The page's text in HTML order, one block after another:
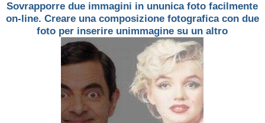
Sovrapporre due immagini in ununica foto facilmente
on-line. Creare una composizione fotografica con due
foto per inserire unimmagine su un altro